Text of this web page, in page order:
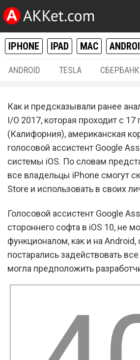
IPHONE IPAD MAC
ANDROID TESLA СБЕРБАНК
Скачать Google
iPhone
Как и предсказывали ранее
I/O 2017, которая проходит с
(Калифорния), американская
голосовой ассистент Google
системы iOS. По словам
все владельцы iPhone смогут
Store и использовать в своих
Голосовой ассистент Google
стороннего софта в iOS 10, не
функционалом, как и на
постарались задействовать
могла предположить